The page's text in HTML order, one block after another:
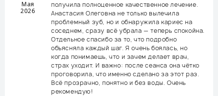
Мая
2026
получила полноценное качественное лечение.
Анастасия Олеговна не только вылечила
проблемный зуб, но и обнаружила кариес на
соседнем, сразу всё убрала — теперь спокойна.
Отдельное спасибо за то, что подробно
объясняла каждый шаг. Я очень боялась, но
когда понимаешь, что и зачем делает врач,
страх уходит. И важно: после сеанса она чётко
проговорила, что именно сделано за этот раз.
Всё прозрачно, понятно и без воды. Очень
рекомендую!